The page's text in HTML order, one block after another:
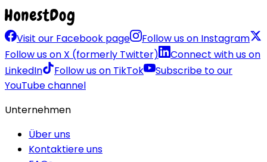
Visit our Facebook page
Follow us on Instagram
Follow us on X (formerly Twitter)
Connect with us on
LinkedIn
Follow us on TikTok
Subscribe to our
YouTube channel
Unternehmen
Über uns
Kontaktiere uns